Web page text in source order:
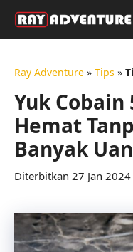
Langsung
Ray Adventure » Tips »
Yuk
Hemat
Banyak
27 Jan 2024